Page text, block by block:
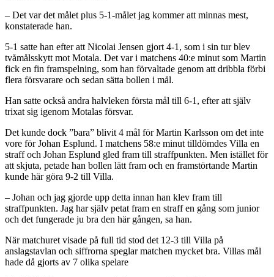
– Det var det målet plus 5-1-målet jag kommer att minnas mest,
konstaterade han.
5-1 satte han efter att Nicolai Jensen gjort 4-1, som i sin tur blev
tvåmålsskytt mot Motala. Det var i matchens 40:e minut som Martin
fick en fin framspelning, som han förvaltade genom att dribbla förbi
flera försvarare och sedan sätta bollen i mål.
Han satte också andra halvleken första mål till 6-1, efter att själv
trixat sig igenom Motalas försvar.
Det kunde dock ”bara” blivit 4 mål för Martin Karlsson om det inte
vore för Johan Esplund. I matchens 58:e minut tilldömdes Villa en
straff och Johan Esplund gled fram till straffpunkten. Men istället för
att skjuta, petade han bollen lätt fram och en framstörtande Martin
kunde här göra 9-2 till Villa.
– Johan och jag gjorde upp detta innan han klev fram till
straffpunkten. Jag har själv petat fram en straff en gång som junior
och det fungerade ju bra den här gången, sa han.
När matchuret visade på full tid stod det 12-3 till Villa på
anslagstavlan och siffrorna speglar matchen mycket bra. Villas mål
hade då gjorts av 7 olika spelare